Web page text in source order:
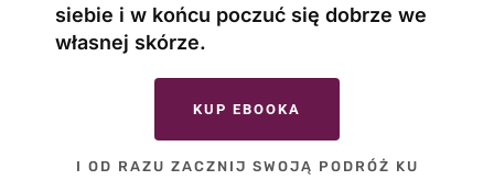
siebie i w końcu poczuć się dobrze we
własnej skórze.
KUP EBOOKA
I OD RAZU ZACZNIJ SWOJĄ PODRÓŻ KU